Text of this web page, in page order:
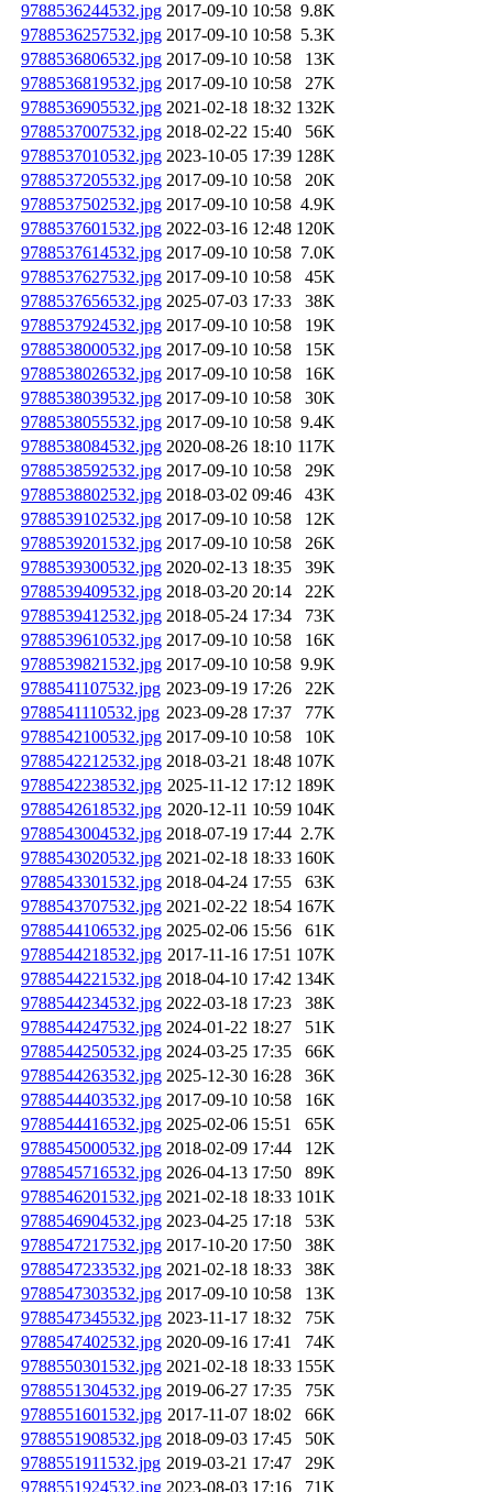
9788536244532.jpg 2017-09-10 10:58 9.8K
9788536257532.jpg 2017-09-10 10:58 5.3K
9788536806532.jpg 2017-09-10 10:58
13K
9788536819532.jpg 2017-09-10 10:58
27K
9788536905532.jpg 2021-02-18 18:32 132K
9788537007532.jpg 2018-02-22 15:40
56K
9788537010532.jpg 2023-10-05 17:39 128K
9788537205532.jpg 2017-09-10 10:58
20K
9788537502532.jpg 2017-09-10 10:58 4.9K
9788537601532.jpg 2022-03-16 12:48 120K
9788537614532.jpg 2017-09-10 10:58 7.0K
9788537627532.jpg 2017-09-10 10:58
45K
9788537656532.jpg 2025-07-03 17:33
38K
9788537924532.jpg 2017-09-10 10:58
19K
9788538000532.jpg 2017-09-10 10:58
15K
9788538026532.jpg 2017-09-10 10:58
16K
9788538039532.jpg 2017-09-10 10:58
30K
9788538055532.jpg 2017-09-10 10:58 9.4K
9788538084532.jpg 2020-08-26 18:10 117K
9788538592532.jpg 2017-09-10 10:58
29K
9788538802532.jpg 2018-03-02 09:46
43K
9788539102532.jpg 2017-09-10 10:58
12K
9788539201532.jpg 2017-09-10 10:58
26K
9788539300532.jpg 2020-02-13 18:35
39K
9788539409532.jpg 2018-03-20 20:14
22K
9788539412532.jpg 2018-05-24 17:34
73K
9788539610532.jpg 2017-09-10 10:58
16K
9788539821532.jpg 2017-09-10 10:58 9.9K
9788541107532.jpg 2023-09-19 17:26
22K
9788541110532.jpg 2023-09-28 17:37
77K
9788542100532.jpg 2017-09-10 10:58
10K
9788542212532.jpg 2018-03-21 18:48 107K
9788542238532.jpg 2025-11-12 17:12 189K
9788542618532.jpg 2020-12-11 10:59 104K
9788543004532.jpg 2018-07-19 17:44 2.7K
9788543020532.jpg 2021-02-18 18:33 160K
9788543301532.jpg 2018-04-24 17:55
63K
9788543707532.jpg 2021-02-22 18:54 167K
9788544106532.jpg 2025-02-06 15:56
61K
9788544218532.jpg 2017-11-16 17:51 107K
9788544221532.jpg 2018-04-10 17:42 134K
9788544234532.jpg 2022-03-18 17:23
38K
9788544247532.jpg 2024-01-22 18:27
51K
9788544250532.jpg 2024-03-25 17:35
66K
9788544263532.jpg 2025-12-30 16:28
36K
9788544403532.jpg 2017-09-10 10:58
16K
9788544416532.jpg 2025-02-06 15:51
65K
9788545000532.jpg 2018-02-09 17:44
12K
9788545716532.jpg 2026-04-13 17:50
89K
9788546201532.jpg 2021-02-18 18:33 101K
9788546904532.jpg 2023-04-25 17:18
53K
9788547217532.jpg 2017-10-20 17:50
38K
9788547233532.jpg 2021-02-18 18:33
38K
9788547303532.jpg 2017-09-10 10:58
13K
9788547345532.jpg 2023-11-17 18:32
75K
9788547402532.jpg 2020-09-16 17:41
74K
9788550301532.jpg 2021-02-18 18:33 155K
9788551304532.jpg 2019-06-27 17:35
75K
9788551601532.jpg 2017-11-07 18:02
66K
9788551908532.jpg 2018-09-03 17:45
50K
9788551911532.jpg 2019-03-21 17:47
29K
9788551924532.jpg 2023-08-03 17:16 71K